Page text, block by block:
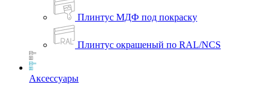
Плинтус МДФ под покраску
Плинтус окрашеный по RAL/NCS
Аксессуары